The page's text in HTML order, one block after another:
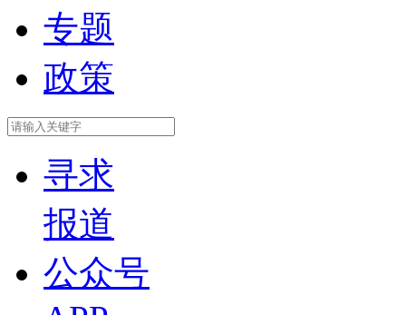
专题
政策
寻求
报道
公众号